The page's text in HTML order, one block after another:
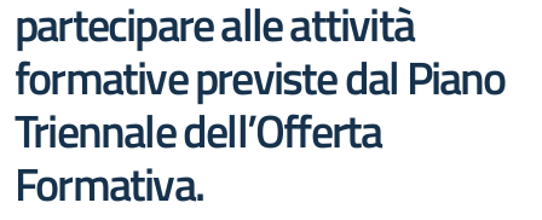
partecipare alle attività
formative previste dal Piano
Triennale dell’Offerta
Formativa.